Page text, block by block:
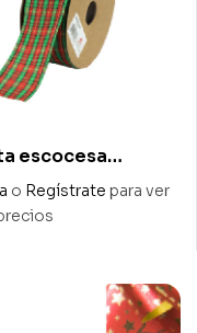
escocesa
38 mm x 20
o Regístrate para ver